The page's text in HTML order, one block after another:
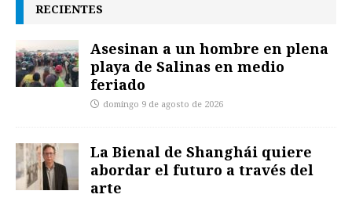
RECIENTES
Asesinan a un hombre en plena
playa de Salinas en medio
feriado
domingo 9 de agosto de 2026
La Bienal de Shanghái quiere
abordar el futuro a través del
arte